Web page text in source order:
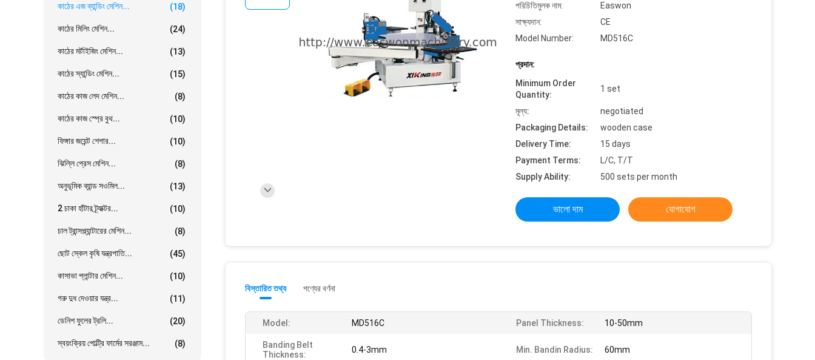
কাঠের এজ ব্যান্ডিং মেশিন... (18)
কাঠের মিলিং মেশিন... (24)
কাঠের মর্টাইজিং মেশিন... (13)
কাঠের স্যান্ডিং মেশিন... (15)
কাঠের কাজ লেদ মেশিন... (8)
কাঠের কাজ স্প্রে বুথ... (10)
ফিঙ্গার জয়েন্ট শেপার... (10)
ঝিল্লি প্রেস মেশিন... (8)
অনুভূমিক ব্যান্ড সওমিল... (13)
2 চাকা হাঁটার ট্র্যাক্টর... (10)
চাল ট্রান্সপ্ল্যান্টারের মেশিন... (8)
ছোট স্কেল কৃষি যন্ত্রপাতি... (45)
কাসাভা প্লান্টার মেশিন... (10)
গরু দুধ দেওয়ার যন্ত্র... (11)
ডেনিশ ফুলের ট্রলি... (20)
স্বয়ংক্রিয় পোল্ট্রি ফার্মের সরঞ্জাম... (8)
পরিচিতিমুলক নাম:
Easwon
সাক্ষ্যদান:
CE
Model Number:
MD516C
প্রদান:
Minimum Order
Quantity:
1 set
মূল্য:
negotiated
Packaging Details:
wooden case
Delivery Time:
15 days
Payment Terms:
L/C, T/T
Supply Ability:
500 sets per month
ভালো দাম যোগাযোগ
বিস্তারিত তথ্য পণ্যের বর্ণনা
Model: MD516C Panel Thickness: 10-50mm
Banding Belt
Thickness:
0.4-3mm Min. Bandin Radius: 60mm